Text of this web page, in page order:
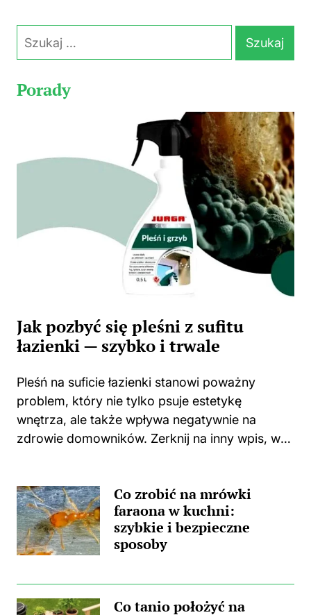
Szukaj:
Porady
Jak pozbyć się pleśni z sufitu
łazienki — szybko i trwale
Pleśń na suficie łazienki stanowi poważny
problem, który nie tylko psuje estetykę
wnętrza, ale także wpływa negatywnie na
zdrowie domowników. Zerknij na inny wpis, w
nieprzyjemna towarzyszka? Główną
przyczyną...
Co zrobić na mrówki
faraona w kuchni:
szybkie i bezpieczne
sposoby
Co tanio położyć na